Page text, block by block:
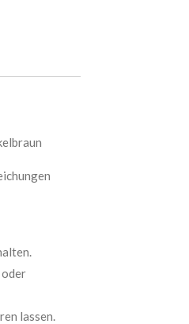
lassen.